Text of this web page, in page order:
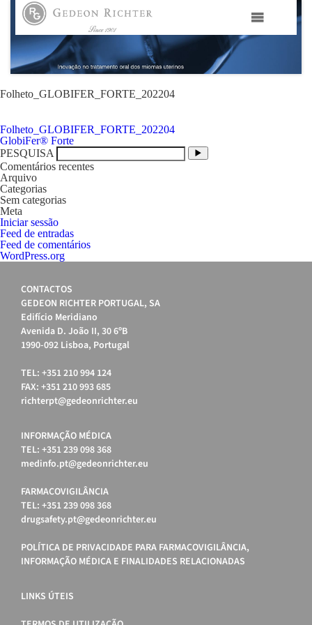
HOME
GEDEON RICHTER PORTUGAL
GEDEON RICHTER GRUPO
ÁREAS TERAPÊUTICAS
CONTACTOS
FAMA
Folheto_GLOBIFER_FORTE_202204
Folheto_GLOBIFER_FORTE_202204
Navegação
de
artigos
GlobiFer® Forte
PESQUISA
Comentários recentes
Arquivo
Categorias
Sem categorias
Meta
Iniciar sessão
Feed de entradas
Feed de comentários
WordPress.org
CONTACTOS
GEDEON RICHTER PORTUGAL, SA
Edifício Meridiano
Avenida D. João II, 30 6ºB
1990-092 Lisboa, Portugal
TEL: +351 210 994 124
FAX: +351 210 993 685
richterpt@gedeonrichter.eu
INFORMAÇÃO MÉDICA
TEL: +351 239 098 368
medinfo.pt@gedeonrichter.eu
FARMACOVIGILÂNCIA
TEL: +351 239 098 368
drugsafety.pt@gedeonrichter.eu
POLÍTICA DE PRIVACIDADE PARA FARMACOVIGILÂNCIA,
INFORMAÇÃO MÉDICA E FINALIDADES RELACIONADAS
LINKS ÚTEIS